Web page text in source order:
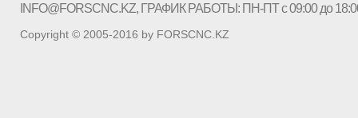
INFO@FORSCNC.KZ, ГРАФИК РАБОТЫ: ПН-ПТ с 09:00 до
Copyright © 2005-2016 by FORSCNC.KZ